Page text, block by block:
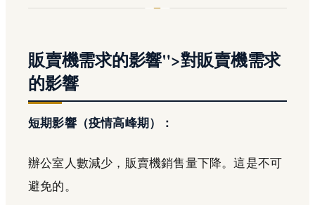
販賣機需求的影響">對販賣機需求
的影響
短期影響（疫情高峰期）：
辦公室人數減少，販賣機銷售量下降。這是不可
避免的。